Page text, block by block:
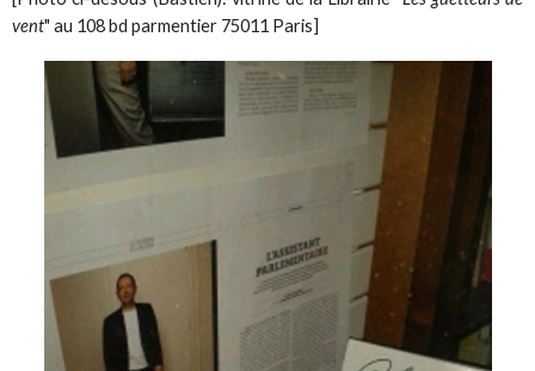
vent" au 108 bd parmentier 75011 Paris]